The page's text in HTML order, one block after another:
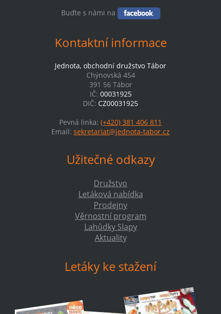
Buďte s námi na
Kontaktní informace
Jednota, obchodní družstvo Tábor
Chýnovská 454
391 56 Tábor
IČ: 00031925
DIČ: CZ00031925
Pevná linka: (+420) 381 406 811
Email: sekretariat@jednota-tabor.cz
Užitečné odkazy
Družstvo
Letáková nabídka
Prodejny
Věrnostní program
Lahůdky Slapy
Aktuality
Letáky ke stažení